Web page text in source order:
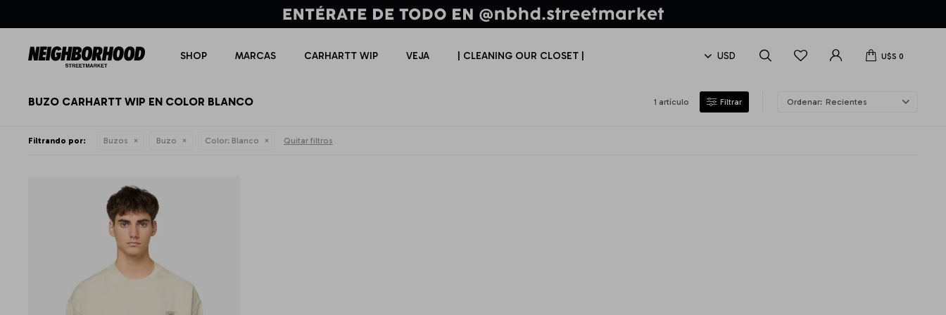
SHOP MARCAS CARHARTT WIP VEJA | CLEANING OUR CLOSET | U$S 0
BUZO CARHARTT WIP EN COLOR BLANCO 1 artículo Recientes
Filtrando por: Buzos Buzo Color: Blanco Quitar filtros